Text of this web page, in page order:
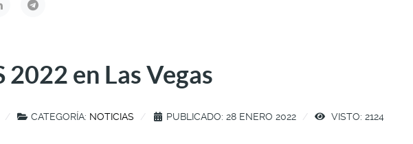
2022 en Las Vegas
CATEGORÍA: NOTICIAS PUBLICADO: 28 ENERO 2022 VISTO: 2124